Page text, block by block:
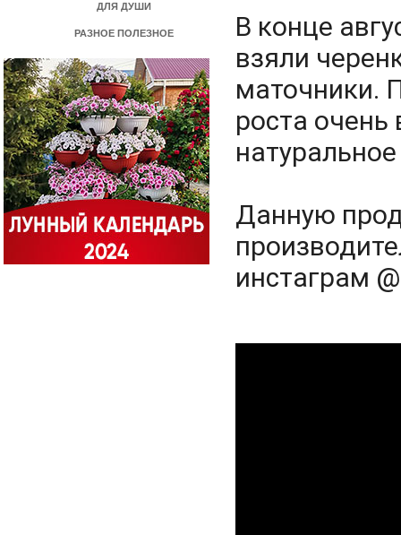
ДЛЯ ДУШИ
РАЗНОЕ ПОЛЕЗНОЕ
В конце
взяли
маточники.
роста
Данную
инстаграм